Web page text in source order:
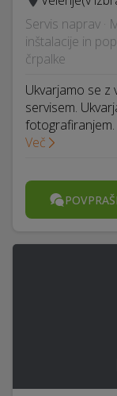
Servis naprav ·
inštalacije in
črpalke
Ukvarjamo se z
servisem.
Več